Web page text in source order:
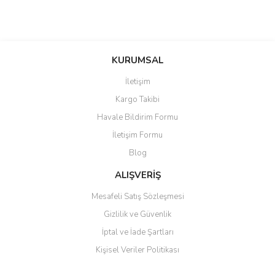
KURUMSAL
İletişim
Kargo Takibi
Havale Bildirim Formu
İletişim Formu
Blog
ALIŞVERİŞ
Mesafeli Satış Sözleşmesi
Gizlilik ve Güvenlik
İptal ve İade Şartları
Kişisel Veriler Politikası